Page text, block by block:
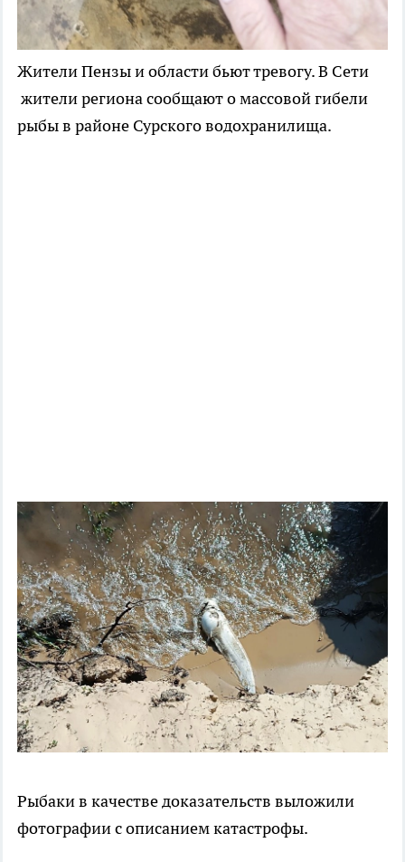
Жители Пензы и области бьют тревогу. В Сети
жители региона сообщают о массовой гибели
рыбы в районе Сурского водохранилища.
Рыбаки в качестве доказательств выложили
фотографии с описанием катастрофы.